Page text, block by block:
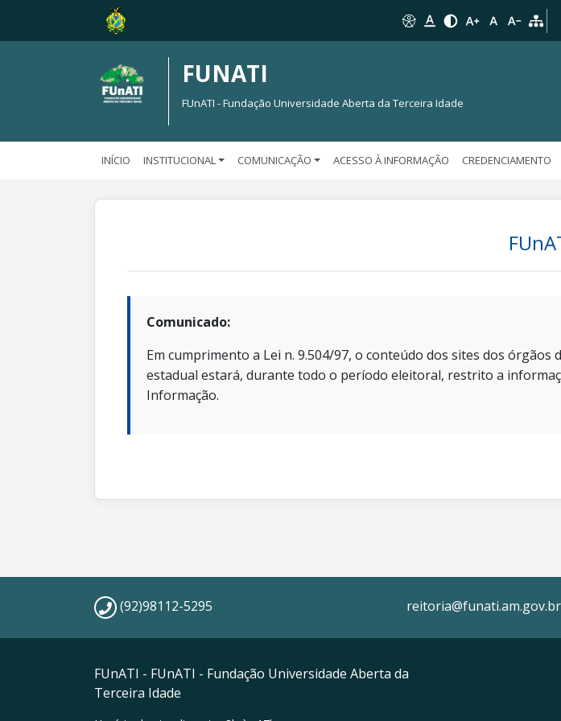
FUNATI
FUnATI - Fundação Universidade Aberta da Terceira Idade
INÍCIO INSTITUCIONAL COMUNICAÇÃO ACESSO À INFORMAÇÃO CREDENCIAMENTO
Comunicado:
Em cumprimento a Lei n. 9.504/97, o conteúdo dos sites dos
estadual estará, durante todo o período eleitoral, restrito a
Informação.
(92)98112-5295 reitoria@funati.am.gov.br
FUnATI - FUnATI - Fundação Universidade Aberta da
Terceira Idade